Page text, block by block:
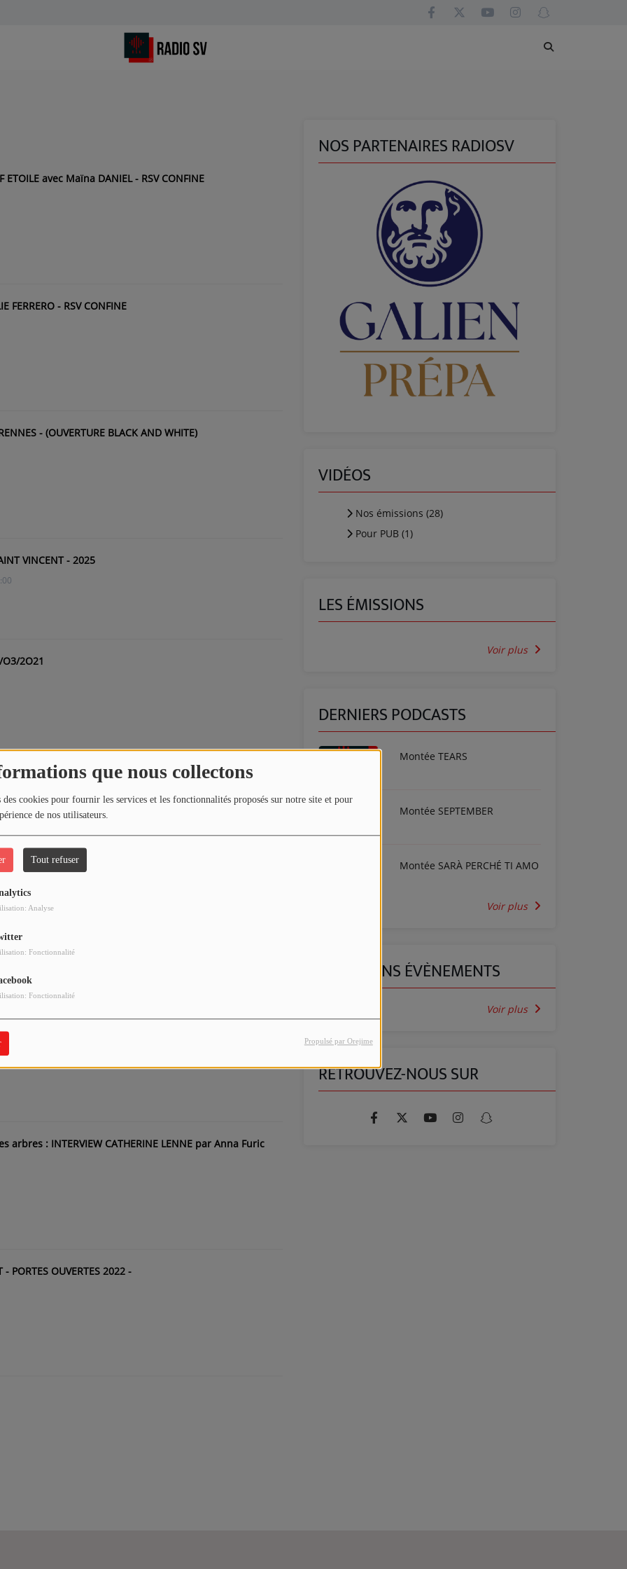
que nous collectons
cookies pour fournir les services et les fonctionnalités proposés sur notre site et pour
de nos utilisateurs.
Tout refuser
Analyse
Fonctionnalité
Fonctionnalité
Propulsé par Orejime
ETOILE avec Maïna DANIEL - RSV CONFINE
FERRERO - RSV CONFINE
- (OUVERTURE BLACK AND WHITE)
VINCENT - 2025
O3/2O21
2021
de Stéphane Guivarc'h par Théo Lemarchandel
PAR ESTELLE PICHON
arbres : INTERVIEW CATHERINE LENNE par Anna Furic
- PORTES OUVERTES 2022 -
NOS PARTENAIRES RADIOSV
VIDÉOS
Nos émissions (28)
Pour PUB (1)
LES ÉMISSIONS
Voir plus
DERNIERS PODCASTS
Montée TEARS
Montée SEPTEMBER
Montée SARÀ PERCHÉ TI AMO
Voir plus
PROCHAINS ÉVÈNEMENTS
Voir plus
RETROUVEZ-NOUS SUR